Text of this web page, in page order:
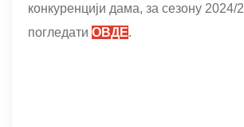
конкуренцији дама, за сезону 2024/
погледати ОВДЕ.